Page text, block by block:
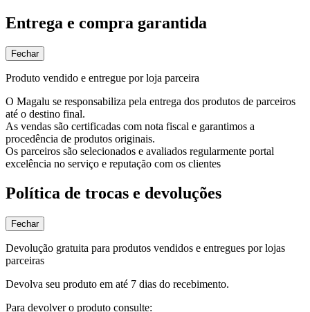
Entrega e compra garantida
Fechar
Produto vendido e entregue por loja parceira
O Magalu se responsabiliza pela entrega dos produtos de parceiros
até o destino final.
As vendas são certificadas com nota fiscal e garantimos a
procedência de produtos originais.
Os parceiros são selecionados e avaliados regularmente portal
excelência no serviço e reputação com os clientes
Política de trocas e devoluções
Fechar
Devolução gratuita para produtos vendidos e entregues por lojas
parceiras
Devolva seu produto em até 7 dias do recebimento.
Para devolver o produto consulte: